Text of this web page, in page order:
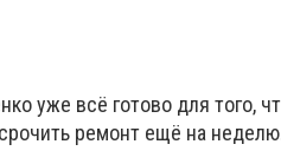
уже всё готово для того,
ремонт ещё на